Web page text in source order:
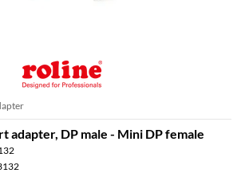
adapter, DP male - Mini DP female